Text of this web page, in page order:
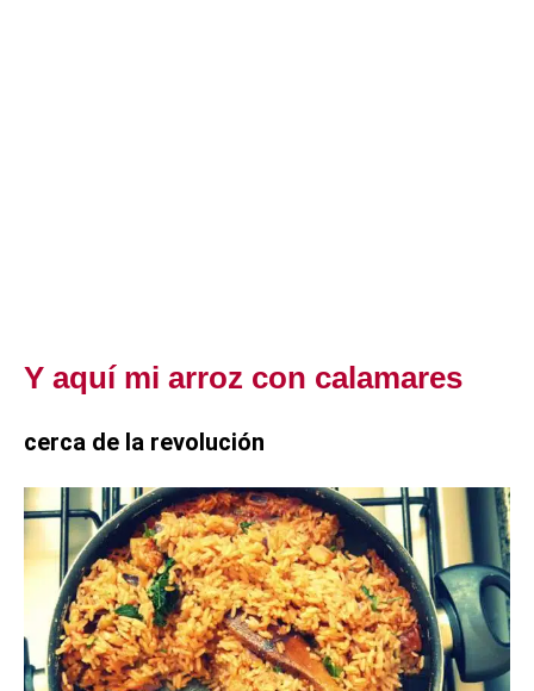
Y aquí mi arroz con calamares
cerca de la revolución